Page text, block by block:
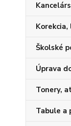
Školské
Úprava
Tonery,
Tabule a